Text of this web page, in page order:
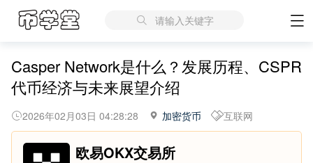
请输入关键字
Casper Network是什么？发展历程、CSPR
代币经济与未来展望介绍
2026年02月03日 04:28:28 加密货币 互联网
欧易OKX交易所